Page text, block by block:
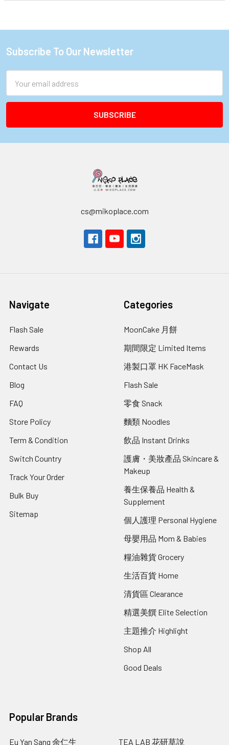
Footer
Subscribe To Our Newsletter
Address
cs@mikoplace.com
Navigate
Flash Sale
Rewards
Contact Us
Blog
FAQ
Store Policy
Term & Condition
Switch Country
Track Your Order
Bulk Buy
Sitemap
Categories
MoonCake 月餅
期間限定 Limited Items
港製口罩 HK FaceMask
Flash Sale
零食 Snack
麵類 Noodles
飲品 Instant Drinks
護膚・美妝產品 Skincare &
Makeup
養生保養品 Health &
Supplement
個人護理 Personal Hygiene
母嬰用品 Mom & Babies
糧油雜貨 Grocery
生活百貨 Home
清貨區 Clearance
精選美饌 Elite Selection
主題推介 Highlight
Shop All
Good Deals
Popular Brands
Eu Yan Sang 余仁生 TEA LAB 花研草說